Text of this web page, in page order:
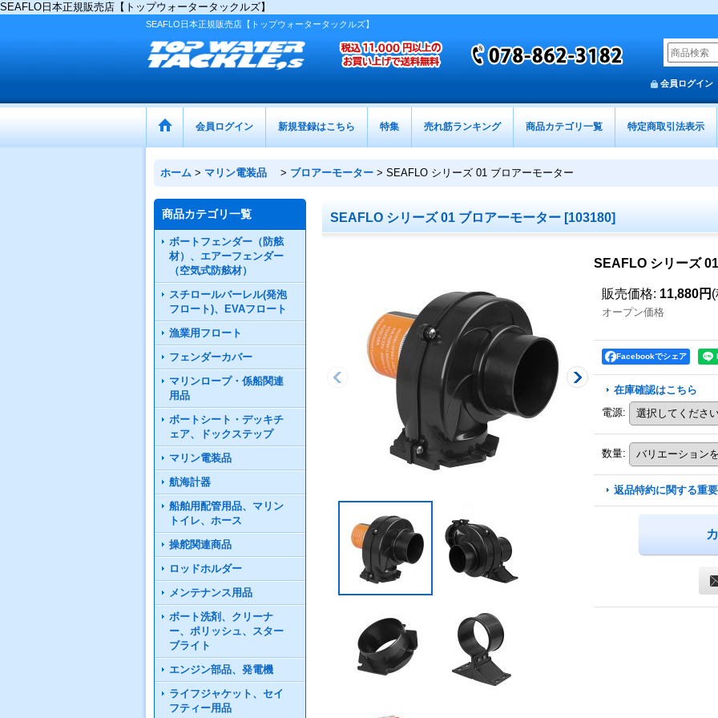
SEAFLO日本正規販売店【トップウォータータックルズ】
SEAFLO日本正規販売店【トップウォータータックルズ】
会員ログイン
会員ログイン 新規登録はこちら 特集 売れ筋ランキング 商品カテゴリ一覧 特定商取引法表示
ホーム > マリン電装品 > ブロアーモーター > SEAFLO シリーズ 01 ブロアーモーター
商品カテゴリ一覧
ボートフェンダー（防舷
材）、エアーフェンダー
（空気式防舷材）
スチロールバーレル(発泡
フロート)、EVAフロート
漁業用フロート
フェンダーカバー
マリンロープ・係船関連
用品
ボートシート・デッキチ
ェア、ドックステップ
マリン電装品
航海計器
船舶用配管用品、マリン
トイレ、ホース
操舵関連商品
ロッドホルダー
メンテナンス用品
ボート洗剤、クリーナ
ー、ポリッシュ、スター
ブライト
エンジン部品、発電機
ライフジャケット、セイ
フティー用品
SEAFLO シリーズ 01 ブロアーモーター [103180]
SEAFLO シリーズ
販売価格: 11,880円
オープン価格
Facebookでシェア
在庫確認はこちら
電源:
数量:
返品特約に関する重